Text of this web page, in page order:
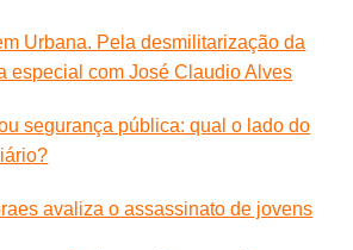
Urbana. Pela desmilitarização da
especial com José Claudio Alves
segurança pública: qual o lado do
avaliza o assassinato de jovens